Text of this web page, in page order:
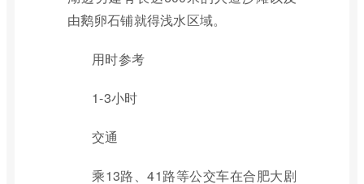
由鹅卵石铺就得浅水区域。
用时参考
1-3小时
交通
乘13路、41路等公交车在合肥大剧